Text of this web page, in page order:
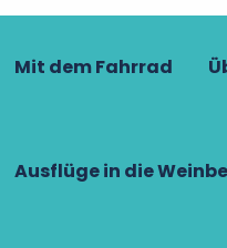
Mit dem Fahrrad
Ausflüge in die